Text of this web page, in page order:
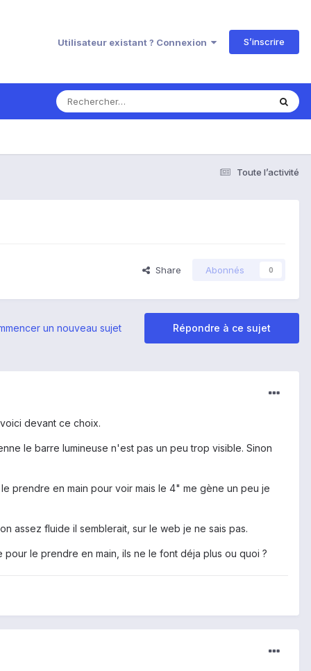
Utilisateur existant ? Connexion S’inscrire
Toute l’activité
Share Abonnés 0
Répondre à ce sujet
un nouveau sujet
devant ce choix.
le barre lumineuse n'est pas un peu trop visible. Sinon
prendre en main pour voir mais le 4" me gène un peu je
assez fluide il semblerait, sur le web je ne sais pas.
le prendre en main, ils ne le font déja plus ou quoi ?